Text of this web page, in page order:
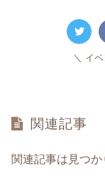
イ
関連記事
関連記事は見つか